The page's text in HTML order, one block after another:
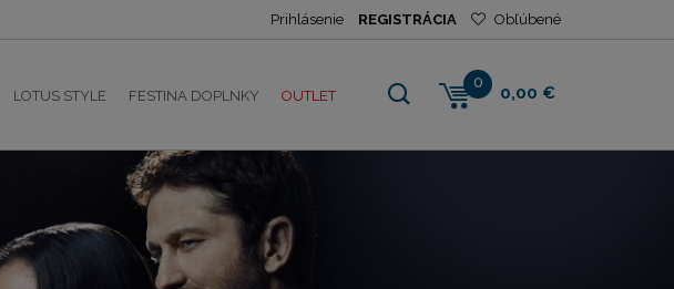
Prihlásenie REGISTRÁCIA Obľúbené
LOTUS STYLE FESTINA DOPLNKY OUTLET
0
0,00 €